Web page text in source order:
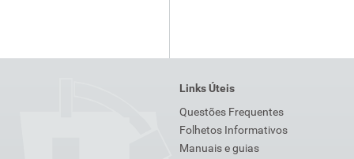
Links Úteis
Questões Frequentes
Folhetos Informativos
Manuais e guias